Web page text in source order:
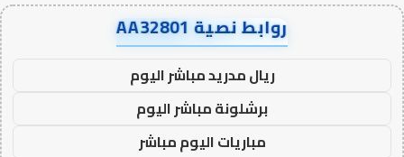
روابط نصية AA32801
ريال مدريد مباشر اليوم
برشلونة مباشر اليوم
مباريات اليوم مباشر